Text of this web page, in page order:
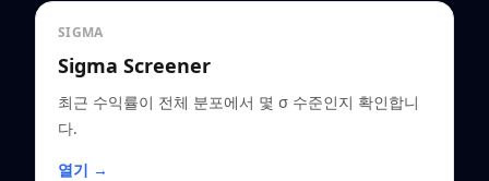
SIGMA
Sigma Screener
최근 수익률이 전체 분포에서 몇 σ 수준인지 확인합니
다.
열기 →